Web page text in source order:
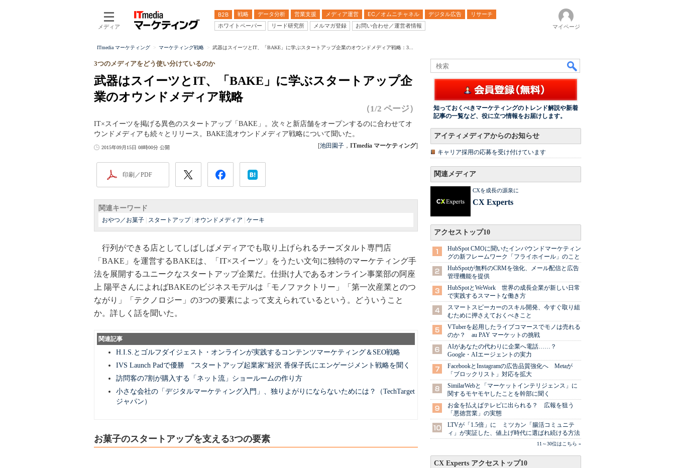
メディア
B2B 戦略 データ分析 営業支援 メディア運営 EC／オムニチャネル デジタル広告
リサーチ
ホワイトペーパー
リード研究所 メルマガ登録 お問い合わせ／運営者情報 マイページ
ITmedia マーケティング マーケティング戦略 武器はスイーツとIT、「BAKE」に学ぶスタートアップ企業のオウンドメディア戦略：3...
武器はスイーツとIT、「BAKE」に学ぶスタートアップ企
業のオウンドメディア戦略
3つのメディアをどう使い分けているのか
（1/2 ページ）
IT×スイーツを掲げる異色のスタートアップ「BAKE」。次々と新店舗をオープンするのに合わせてオ
ウンドメディアも続々とリリース。BAKE流オウンドメディア戦略について聞いた。
2015年09月15日 08時00分 公開 [池田園子 ， ITmedia マーケティング]
印刷／PDF
関連キーワード
おやつ／お菓子 スタートアップ| オウンドメディア ケーキ
行列ができる店としてしばしばメディアでも取り上げられるチーズタルト専門店
「BAKE」を運営するBAKEは、「IT×スイーツ」をうたい文句に独特のマーケティング手
法を展開するユニークなスタートアップ企業だ。仕掛け人であるオンライン事業部の阿座
上 陽平さんによればBAKEのビジネスモデルは「モノファクトリー」「第一次産業とのつ
ながり」「テクノロジー」の3つの要素によって支えられているという。どういうこと
か。詳しく話を聞いた。
関連記事
H.I.S.とゴルフダイジェスト・オンラインが実践するコンテンツマーケティング＆SEO戦略
IVS Launch Padで優勝 “スタートアップ起業家”経沢 香保子氏にエンゲージメント戦略を聞く
訪問客の7割が購入する「ネット流」ショールームの作り方
小さな会社の「デジタルマーケティング入門」、独りよがりにならないためには？（TechTarget
ジャパン）
お菓子のスタートアップを支える3つの要素
知っておくべきマーケティングのトレンド解説や新着
記事の一覧など、役に立つ情報をお届けします。
アイティメディアからのお知らせ
キャリア採用の応募を受け付けています
関連メディア
CXを成長の源泉に
CX Experts
アクセストップ10
HubSpot CMOに聞いたインバウンドマーケティン
グの新フレームワーク「フライホイール」のこと
HubSpotが無料のCRMを強化、メール配信と広告
管理機能を提供
HubSpotとWeWork 世界の成長企業が新しい日常
で実践するスマートな働き方
スマートスピーカーのスキル開発、今すぐ取り組
むために押さえておくべきこと
VTuberを起用したライブコマースでモノは売れる
のか？ au PAY マーケットの挑戦
AIがあなたの代わりに企業へ電話……？
Google・AIエージェントの実力
FacebookとInstagramの広告品質強化へ Metaが
「ブロックリスト」対応を拡大
SimilarWebと「マーケットインテリジェンス」に
関するモヤモヤしたことを幹部に聞く
お金を払えばテレビに出られる？ 広報を狙う
「悪徳営業」の実態
LTVが「1.5倍」に ミツカン「腸活コミュニテ
ィ」が実証した、値上げ時代に選ばれ続ける方法
11～30位はこちら »
CX Experts アクセストップ10